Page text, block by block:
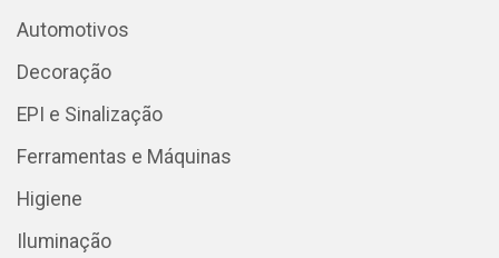
Automotivos
Decoração
EPI e Sinalização
Ferramentas e Máquinas
Higiene
Iluminação